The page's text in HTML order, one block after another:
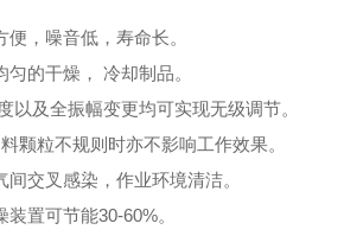
，噪音低，寿命长。
的干燥， 冷却制品。
以及全振幅变更均可实现无级调节。
颗粒不规则时亦不影响工作效果。
交叉感染，作业环境清洁。
置可节能30-60%。